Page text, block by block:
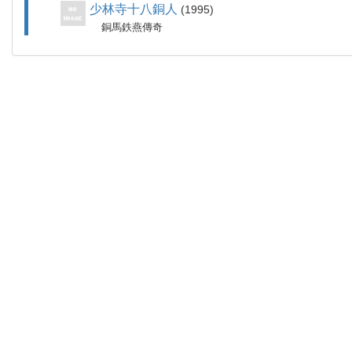
少林寺十八銅人 1995
銅馬鉄燕傳奇